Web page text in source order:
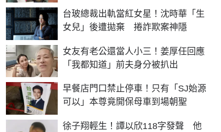
台玻總裁出軌當紅女星！沈時華「生
女兒」後遭拋棄 捲詐欺案神隱
女友有老公還當人小三！姜厚任回應
「我都知道」前夫身分被扒出
早餐店門口禁止停車！只有「SJ始源
可以」本尊竟開保母車到場朝聖
徐子翔輕生！譚以欣118字發聲 他